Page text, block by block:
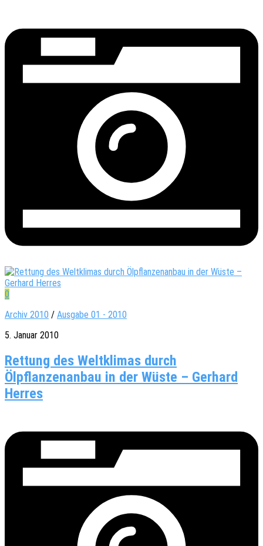
0
Archiv 2010 / Ausgabe 01 - 2010
5. Januar 2010
Rettung des Weltklimas durch
Ölpflanzenanbau in der Wüste – Gerhard
Herres